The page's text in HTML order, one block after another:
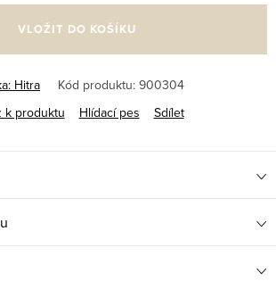
VLOŽIT DO KOŠÍKU
Hitra Kód produktu: 900304
k produktu
Hlídací pes Sdílet